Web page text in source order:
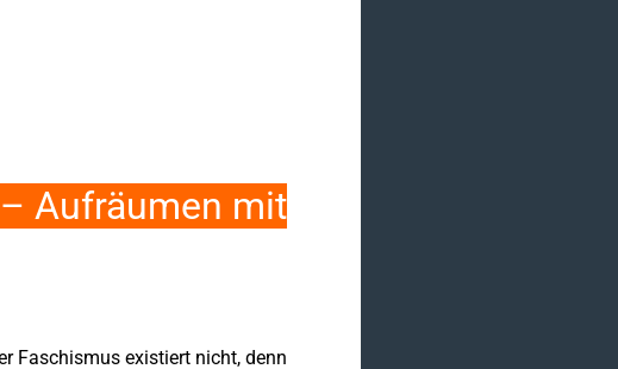
Aufräumen mit
Faschismus existiert nicht, denn